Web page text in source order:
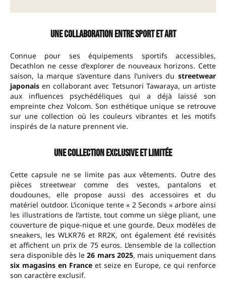
Une collaboration entre sport et art
Connue pour ses équipements sportifs accessibles,
Decathlon ne cesse d’explorer de nouveaux horizons. Cette
saison, la marque s’aventure dans l’univers du streetwear
japonais en collaborant avec Tetsunori Tawaraya, un artiste
aux influences psychédéliques qui a déjà laissé son
empreinte chez Volcom. Son esthétique unique se retrouve
sur une collection où les couleurs vibrantes et les motifs
inspirés de la nature prennent vie.
Une collection exclusive et limitée
Cette capsule ne se limite pas aux vêtements. Outre des
pièces streetwear comme des vestes, pantalons et
doudounes, elle propose aussi des accessoires et du
matériel outdoor. L’iconique tente « 2 Seconds » arbore ainsi
les illustrations de l’artiste, tout comme un siège pliant, une
couverture de pique-nique et une gourde. Deux modèles de
sneakers, les WLKR76 et RR2K, ont également été revisités
et affichent un prix de 75 euros. L’ensemble de la collection
sera disponible dès le26 mars 2025, mais uniquement dans
six magasins en France et seize en Europe, ce qui renforce
son caractère exclusif.